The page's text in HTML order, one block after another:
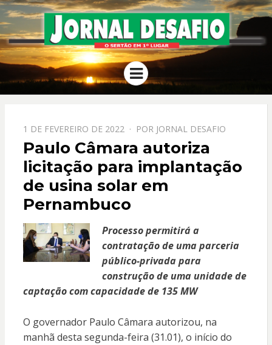
JORNAL
DESAFIO
O Sertão em 1º Lugar
Menu
PPOSTADO
EM
1 DE FEVEREIRO DE 2022 POR JORNAL DESAFIO
Paulo Câmara autoriza
licitação para implantação
de usina solar em
Pernambuco
Processo permitirá a
contratação de uma parceria
público-privada para
construção de uma unidade de
captação com capacidade de 135 MW
O governador Paulo Câmara autorizou, na
manhã desta segunda-feira (31.01), o início do